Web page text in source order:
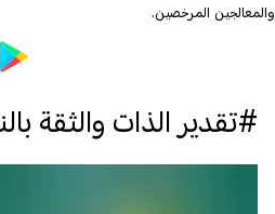
والمعالجين المرخصين.
#تقدير الذات والثقة